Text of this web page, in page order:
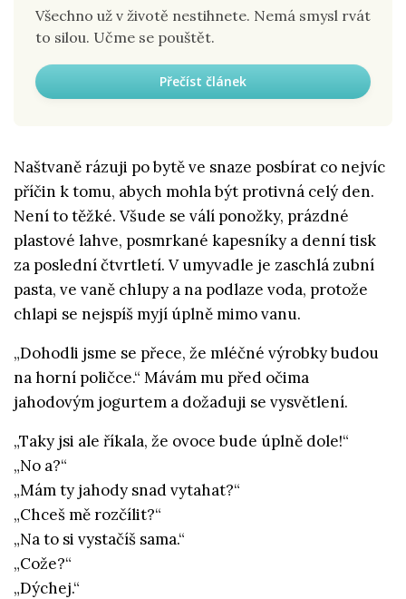
Všechno už v životě nestihnete. Nemá smysl rvát
to silou. Učme se pouštět.
Přečíst článek
Naštvaně rázuji po bytě ve snaze posbírat co nejvíc
příčin k tomu, abych mohla být protivná celý den.
Není to těžké. Všude se válí ponožky, prázdné
plastové lahve, posmrkané kapesníky a denní tisk
za poslední čtvrtletí. V umyvadle je zaschlá zubní
pasta, ve vaně chlupy a na podlaze voda, protože
chlapi se nejspíš myjí úplně mimo vanu.
„Dohodli jsme se přece, že mléčné výrobky budou
na horní poličce.“ Mávám mu před očima
jahodovým jogurtem a dožaduji se vysvětlení.
„Taky jsi ale říkala, že ovoce bude úplně dole!“
„No a?“
„Mám ty jahody snad vytahat?“
„Chceš mě rozčílit?“
„Na to si vystačíš sama.“
„Cože?“
„Dýchej.“